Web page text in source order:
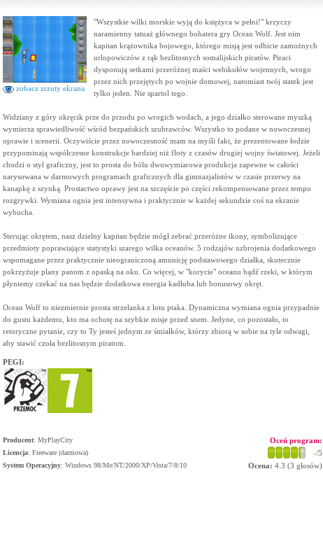
zobacz zrzuty ekranu
"Wszystkie wilki morskie wyją do księżyca w pełni!" krzyczy
naramienny tatuaż głównego bohatera gry Ocean Wolf. Jest nim
kapitan krążownika bojowego, którego misją jest odbicie zamożnych
urlopowiczów z rąk bezlitosnych somalijskich piratów. Piraci
dysponują setkami przeróżnej maści wehikułów wojennych, wrogo
przez nich przejętych po wojnie domowej, natomiast twój statek jest
tylko jeden. Nie spartol tego.
Widziany z góry okręcik prze do przodu po wrogich wodach, a jego działko sterowane myszką
wymierza sprawiedliwość wśród bezpańskich szubrawców. Wszystko to podane w nowoczesnej
oprawie i scenerii. Oczywiście przez nowoczesność mam na myśli fakt, że prezentowane łodzie
przypominają współczesne konstrukcje bardziej niż floty z czasów drugiej wojny światowej. Jeżeli
chodzi o styl graficzny, jest to prosta do bólu dwuwymiarowa produkcja zapewne w całości
narysowana w darmowych programach graficznych dla gimnazjalistów w czasie przerwy na
kanapkę z szynką. Prostactwo oprawy jest na szczęście po części rekompensowane przez tempo
rozgrywki. Wymiana ognia jest intensywna i praktycznie w każdej sekundzie coś na ekranie
wybucha.
Sterując okrętem, nasz dzielny kapitan będzie mógł zebrać przeróżne ikony, symbolizujące
przedmioty poprawiające statystyki szarego wilka oceanów. 5 rodzajów uzbrojenia dodatkowego
wspomagane przez praktycznie nieograniczoną amunicję podstawowego działka, skutecznie
pokrzyżuje plany panom z opaską na oku. Co więcej, w "korycie" oceanu bądź rzeki, w którym
płyniemy czekać na nas będzie dodatkowa energia kadłuba lub bonusowy okręt.
Ocean Wolf to niezmiernie prosta strzelanka z lotu ptaka. Dynamiczna wymiana ognia przypadnie
do gustu każdemu, kto ma ochotę na szybkie misje przed snem. Jedyne, co pozostało, to
retoryczne pytanie, czy to Ty jesteś jednym ze śmiałków, którzy zbiorą w sobie na tyle odwagi,
aby stawić czoła bezlitosnym piratom.
PEGI:
Producent: MyPlayCity
Licencja: Freeware (darmowa)
System Operacyjny: Windows 98/Me/NT/2000/XP/Vista/7/8/10
Oceń program:
-/5
Ocena: 4.3 (3 głosów)